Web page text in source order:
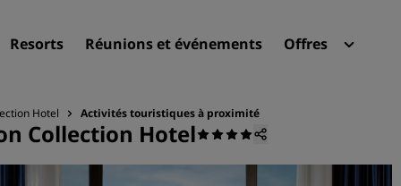
Resorts Réunions et événements Offres
Trouvez votre hôtel
Hotel Activités touristiques à proximité
Collection Hotel